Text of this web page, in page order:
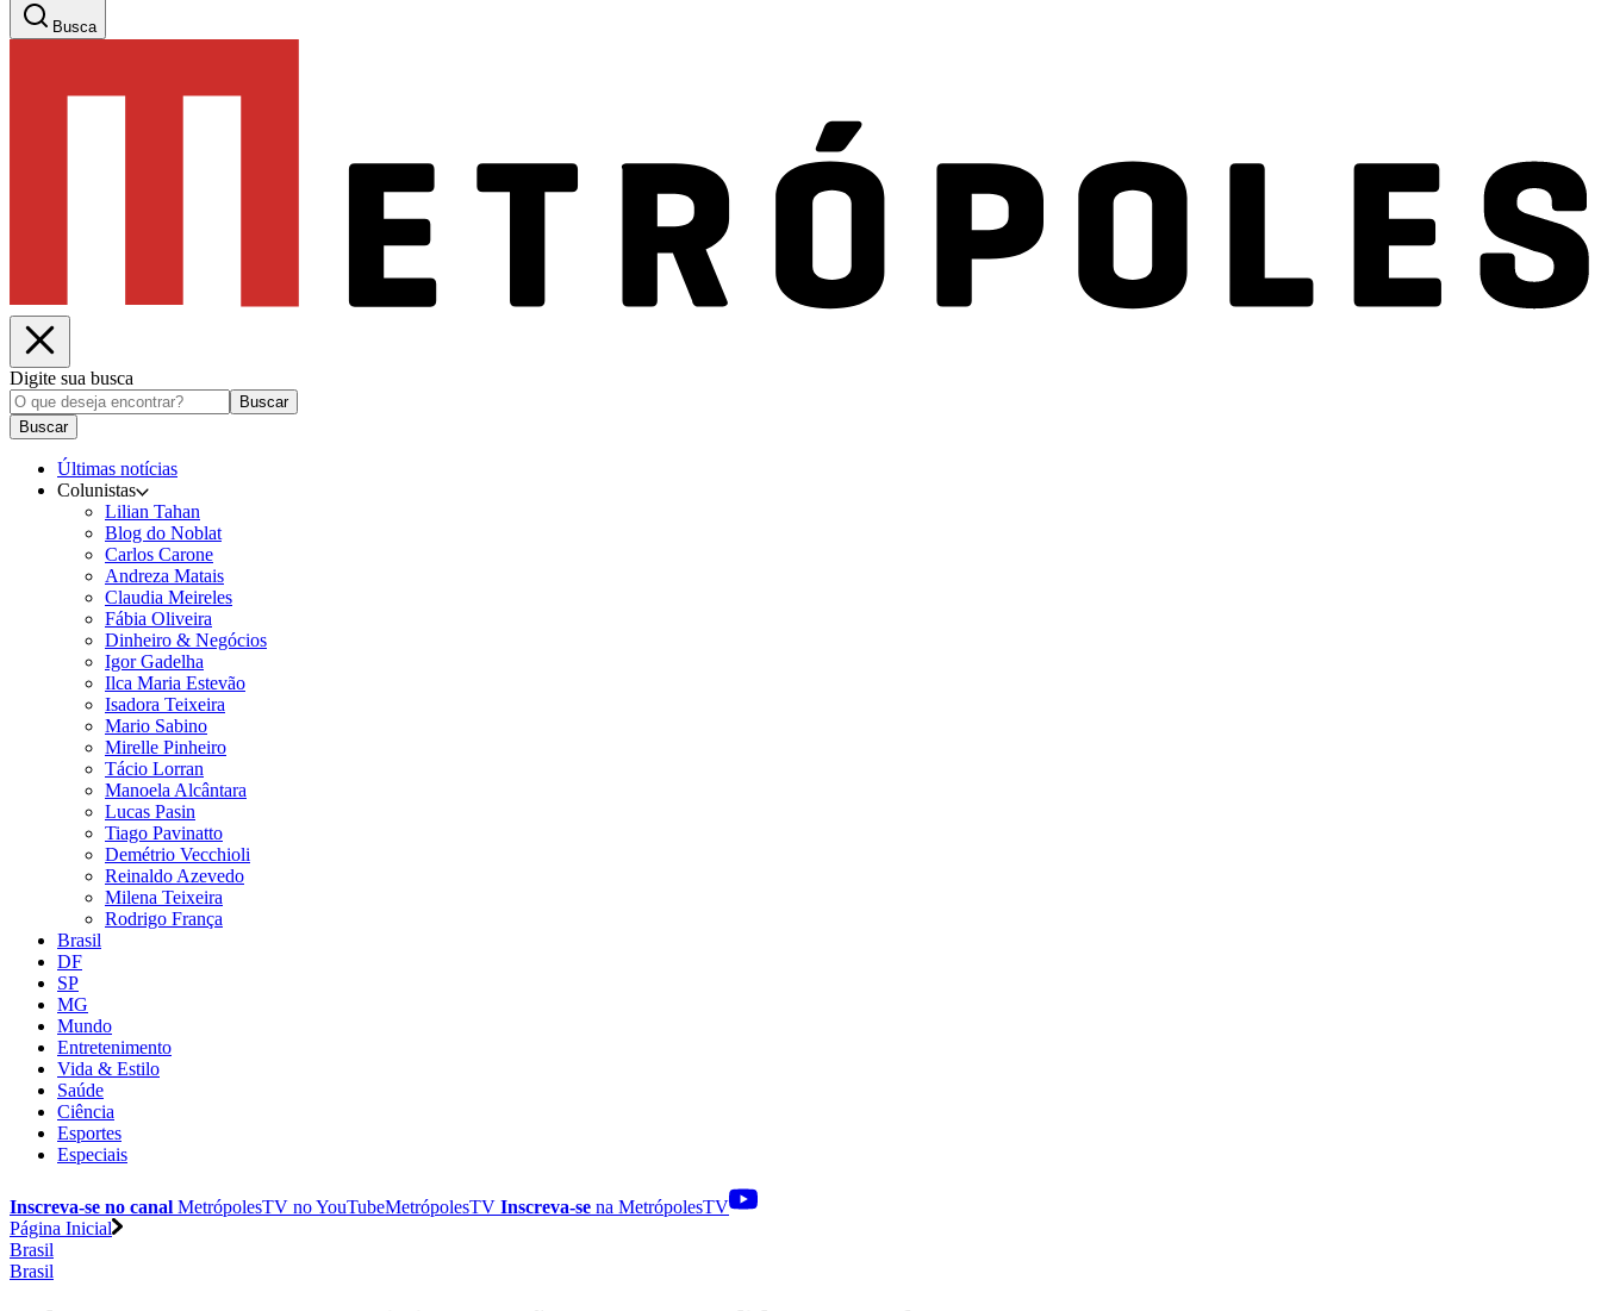
Busca
Digite sua busca
Buscar
Buscar
Últimas notícias
Colunistas
Lilian Tahan
Blog do Noblat
Carlos Carone
Andreza Matais
Claudia Meireles
Fábia Oliveira
Dinheiro & Negócios
Igor Gadelha
Ilca Maria Estevão
Isadora Teixeira
Mario Sabino
Mirelle Pinheiro
Tácio Lorran
Manoela Alcântara
Lucas Pasin
Tiago Pavinatto
Demétrio Vecchioli
Reinaldo Azevedo
Milena Teixeira
Rodrigo França
Brasil
DF
SP
MG
Mundo
Entretenimento
Vida & Estilo
Saúde
Ciência
Esportes
Especiais
Inscreva-se no canal MetrópolesTV noYouTubeMetrópolesTV Inscreva-se na MetrópolesTV
Página Inicial
Brasil
Brasil